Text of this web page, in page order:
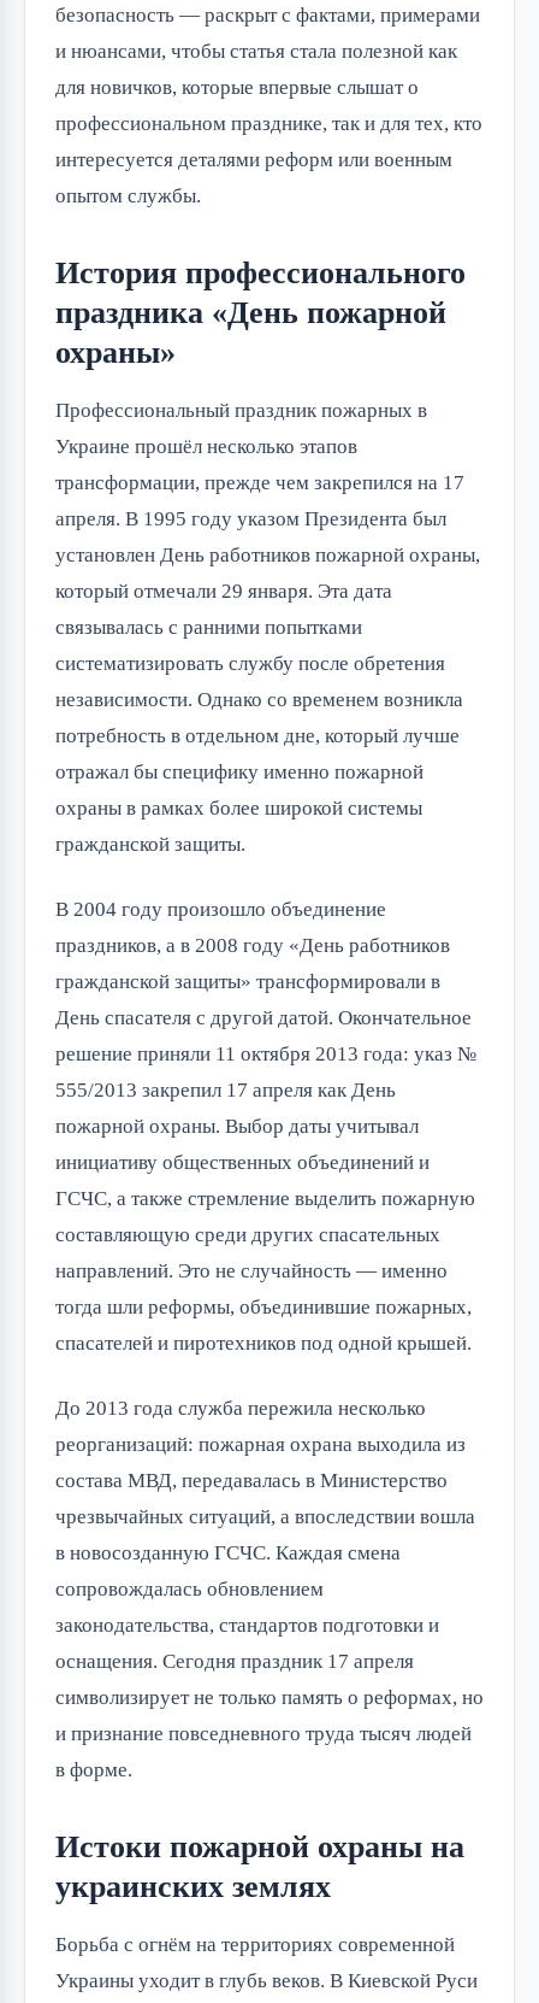
безопасность — раскрыт с фактами, примерами
и нюансами, чтобы статья стала полезной как
для новичков, которые впервые слышат о
профессиональном празднике, так и для тех, кто
интересуется деталями реформ или военным
опытом службы.
История профессионального
праздника «День пожарной
охраны»
Профессиональный праздник пожарных в
Украине прошёл несколько этапов
трансформации, прежде чем закрепился на 17
апреля. В 1995 году указом Президента был
установлен День работников пожарной охраны,
который отмечали 29 января. Эта дата
связывалась с ранними попытками
систематизировать службу после обретения
независимости. Однако со временем возникла
потребность в отдельном дне, который лучше
отражал бы специфику именно пожарной
охраны в рамках более широкой системы
гражданской защиты.
В 2004 году произошло объединение
праздников, а в 2008 году «День работников
гражданской защиты» трансформировали в
День спасателя с другой датой. Окончательное
решение приняли 11 октября 2013 года: указ №
555/2013 закрепил 17 апреля как День
пожарной охраны. Выбор даты учитывал
инициативу общественных объединений и
ГСЧС, а также стремление выделить пожарную
составляющую среди других спасательных
направлений. Это не случайность — именно
тогда шли реформы, объединившие пожарных,
спасателей и пиротехников под одной крышей.
До 2013 года служба пережила несколько
реорганизаций: пожарная охрана выходила из
состава МВД, передавалась в Министерство
чрезвычайных ситуаций, а впоследствии вошла
в новосозданную ГСЧС. Каждая смена
сопровождалась обновлением
законодательства, стандартов подготовки и
оснащения. Сегодня праздник 17 апреля
символизирует не только память о реформах, но
и признание повседневного труда тысяч людей
в форме.
Истоки пожарной охраны на
украинских землях
Борьба с огнём на территориях современной
Украины уходит в глубь веков. В Киевской Руси